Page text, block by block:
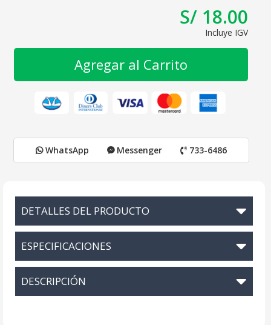
S/ 18.00
Incluye IGV
Agregar al Carrito
WhatsApp Messenger 733-6486
DETALLES DEL PRODUCTO
ESPECIFICACIONES
DESCRIPCIÓN